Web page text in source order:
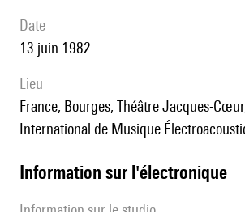
date
13 juin 1982
lieu
France, Bourges, Théâtre Jacques-Cœur, 12e Concours
International de Musique
Information sur l'électronique